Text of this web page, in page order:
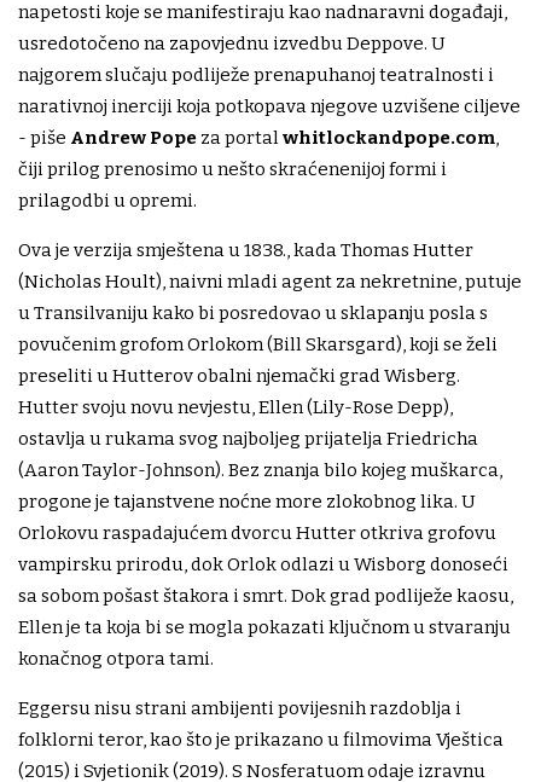
napetosti koje se manifestiraju kao nadnaravni događaji,
usredotočeno na zapovjednu izvedbu Deppove. U
najgorem slučaju podliježe prenapuhanoj teatralnosti i
narativnoj inerciji koja potkopava njegove uzvišene ciljeve
- piše Andrew Pope za portalwhitlockandpope.com,
čiji prilog prenosimo u nešto skraćenenijoj formi i
prilagodbi u opremi.
Ova je verzija smještena u 1838., kada Thomas Hutter
(Nicholas Hoult), naivni mladi agent za nekretnine, putuje
u Transilvaniju kako bi posredovao u sklapanju posla s
povučenim grofom Orlokom (Bill Skarsgard), koji se želi
preseliti u Hutterov obalni njemački grad Wisberg.
Hutter svoju novu nevjestu, Ellen (Lily-Rose Depp),
ostavlja u rukama svog najboljeg prijatelja Friedricha
(Aaron Taylor-Johnson). Bez znanja bilo kojeg muškarca,
progone je tajanstvene noćne more zlokobnog lika. U
Orlokovu raspadajućem dvorcu Hutter otkriva grofovu
vampirsku prirodu, dok Orlok odlazi u Wisborg donoseći
sa sobom pošast štakora i smrt. Dok grad podliježe kaosu,
Ellen je ta koja bi se mogla pokazati ključnom u stvaranju
konačnog otpora tami.
Eggersu nisu strani ambijenti povijesnih razdoblja i
folklorni teror, kao što je prikazano u filmovima Vještica
(2015) i Svjetionik (2019). S Nosferatuom odaje izravnu